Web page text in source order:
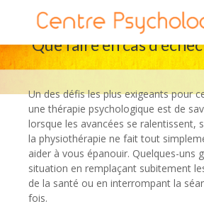
Que faire en cas
Un des défis les plus exigeants pour
une thérapie psychologique est de
lorsque les avancées se ralentissent,
la physiothérapie ne fait tout
aider à vous épanouir. Quelques-uns
situation en remplaçant subitement
de la santé ou en interrompant la
fois.